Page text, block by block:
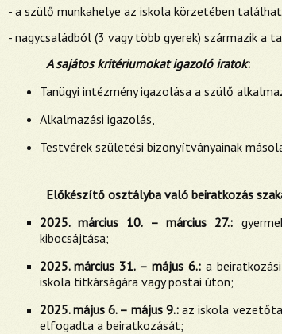
- a szülő munkahelye az iskola körzetében
- nagycsaládból (3 vagy több gyerek) származik a
A sajátos kritériumokat igazoló iratok:
Tanügyi intézmény igazolása a szülő
Alkalmazási igazolás,
Testvérek születési bizonyítványainak
Előkészítő osztályba való beiratkozás
2025. március 10. – március 27.:
kibocsájtása;
2025. március 31. – május 6.: a
iskola titkárságára vagy postai úton;
2025. május 6. – május 9.:az iskola
elfogadta a beiratkozását;